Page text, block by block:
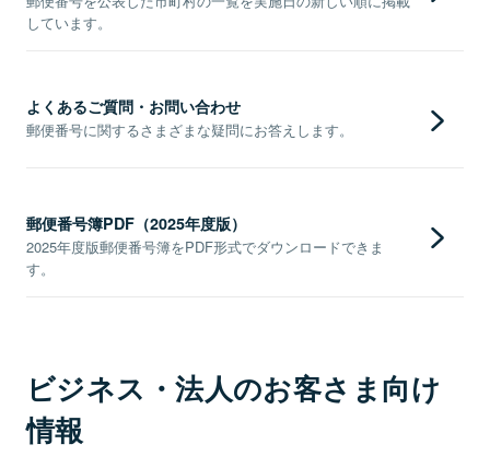
しています。
よくあるご質問・お問い合わせ
郵便番号に関するさまざまな疑問にお答えします。
郵便番号簿PDF（2025年度版）
2025年度版郵便番号簿をPDF形式でダウンロードできま
す。
ビジネス・法人のお客さま向け
情報